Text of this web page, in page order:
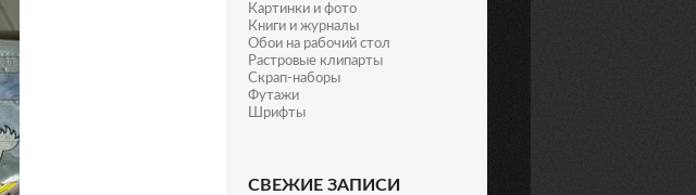
Картинки и фото
Книги и журналы
Обои на рабочий стол
Растровые клипарты
Скрап-наборы
Футажи
Шрифты
СВЕЖИЕ ЗАПИСИ